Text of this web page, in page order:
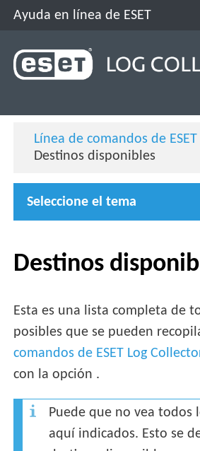
Ayuda en línea de ESET
Línea de comandos de
Destinos disponibles
Seleccione el tema
Destinos
Esta es una lista completa de
posibles que se pueden
comandos de ESET Log
con la opción .
Puede que no vea todos
aquí indicados. Esto se